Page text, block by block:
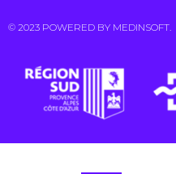
© 2023 POWERED BY MEDINSOFT